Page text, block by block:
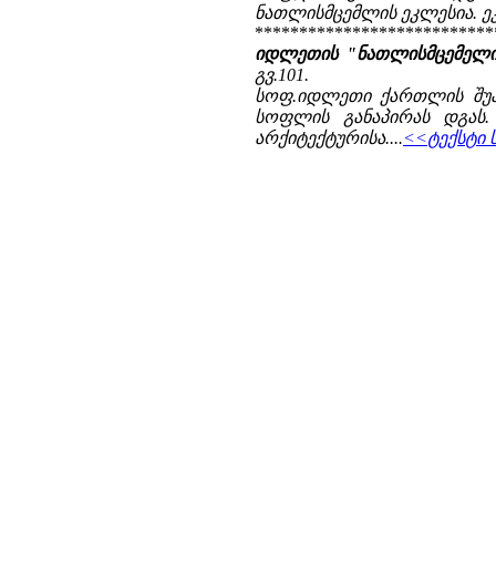
ნათლისმცემლის ეკლესია.
იდლეთის
გვ.101.
სოფ.იდლეთი ქართლის
სოფლის განაპირას
არქიტექტურისა....<<ტექსტი